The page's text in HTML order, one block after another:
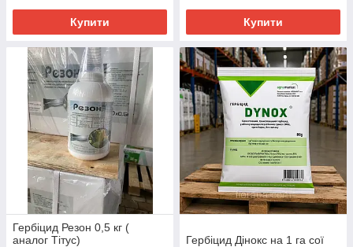
Купити Купити
Гербіцид Резон 0,5 кг (
аналог Тітус)
Гербіцид Дінокс на 1 га сої